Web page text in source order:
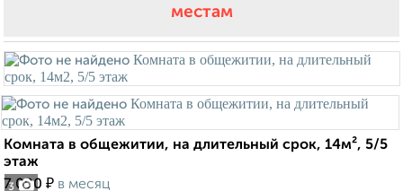
местам
3
Комната в общежитии, на длительный срок, 14м², 5/5
этаж
7 000 ₽ в месяц